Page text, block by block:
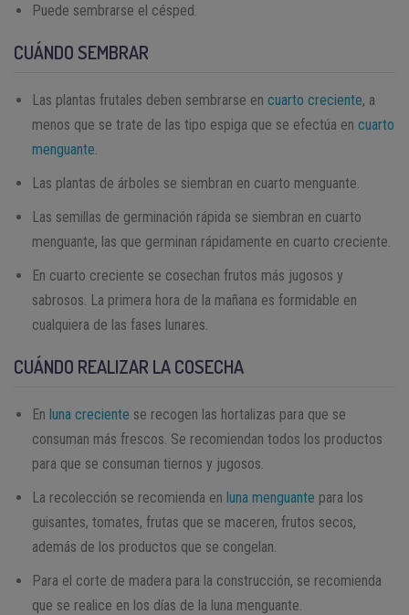
Puede sembrarse el césped.
CUÁNDO SEMBRAR
Las plantas frutales deben sembrarse en cuarto creciente, a
menos que se trate de las tipo espiga que se efectúa en cuarto
menguante
Las plantas de árboles se siembran en cuarto menguante.
Las semillas de germinación rápida se siembran en cuarto
menguante, las que germinan rápidamente en cuarto creciente.
En cuarto creciente se cosechan frutos más jugosos y
sabrosos. La primera hora de la mañana es formidable en
cualquiera de las fases lunares.
CUÁNDO REALIZAR LA COSECHA
En luna creciente se recogen las hortalizas para que se
consuman más frescos. Se recomiendan todos los productos
para que se consuman tiernos y jugosos.
La recolección se recomienda en luna menguante para los
guisantes, tomates, frutas que se maceren, frutos secos,
además de los productos que se congelan.
Para el corte de madera para la construcción, se recomienda
que se realice en los días de la luna menguante.